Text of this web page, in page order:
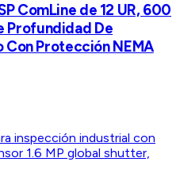
ComLine de 12 UR, 600
Profundidad De
Protección NEMA